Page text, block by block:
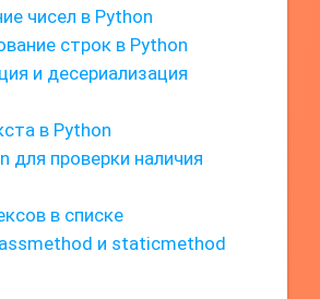
чисел в Python
строк в Python
и десериализация
в Python
для проверки наличия
в списке
и staticmethod